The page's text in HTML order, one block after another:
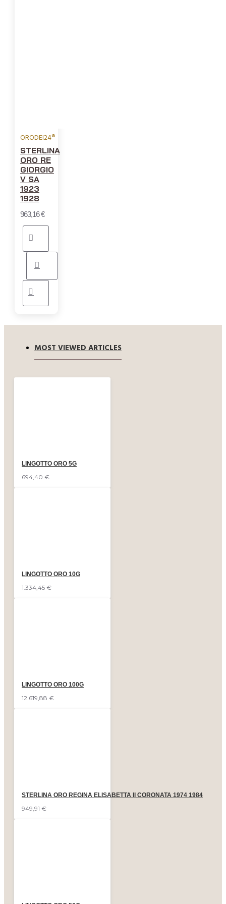
ORODEI24®
STERLINA
ORO RE
GIORGIO
V SA
1923
1928
963,16 €
MOST VIEWED ARTICLES
LINGOTTO ORO 5G
694,40 €
LINGOTTO ORO 10G
1.334,45 €
LINGOTTO ORO 100G
12.619,88 €
STERLINA ORO REGINA ELISABETTA II CORONATA 1974 1984
949,91 €